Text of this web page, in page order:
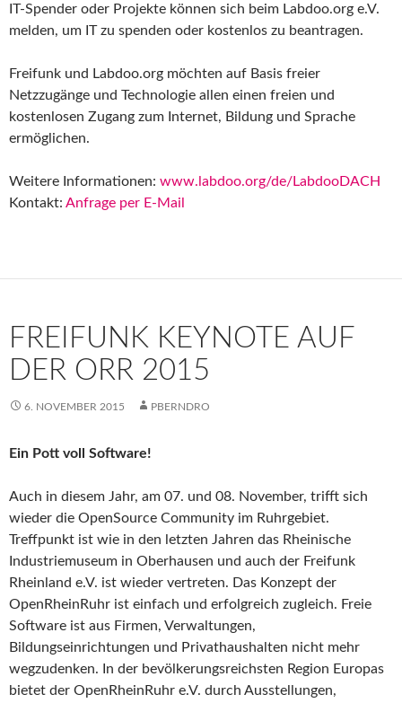
IT-Spender oder Projekte können sich beim Labdoo.org e.V.
melden, um IT zu spenden oder kostenlos zu beantragen.
Freifunk und Labdoo.org möchten auf Basis freier
Netzzugänge und Technologie allen einen freien und
kostenlosen Zugang zum Internet, Bildung und Sprache
ermöglichen.
Weitere Informationen: www.labdoo.org/de/LabdooDACH
Kontakt: Anfrage per E-Mail
FREIFUNK KEYNOTE AUF
DER ORR 2015
6. NOVEMBER 2015 PBERNDRO
Ein Pott voll Software!
Auch in diesem Jahr, am 07. und 08. November, trifft sich
wieder die OpenSource Community im Ruhrgebiet.
Treffpunkt ist wie in den letzten Jahren das Rheinische
Industriemuseum in Oberhausen und auch der Freifunk
Rheinland e.V. ist wieder vertreten. Das Konzept der
OpenRheinRuhr ist einfach und erfolgreich zugleich. Freie
Software ist aus Firmen, Verwaltungen,
Bildungseinrichtungen und Privathaushalten nicht mehr
wegzudenken. In der bevölkerungsreichsten Region Europas
bietet der OpenRheinRuhr e.V. durch Ausstellungen,